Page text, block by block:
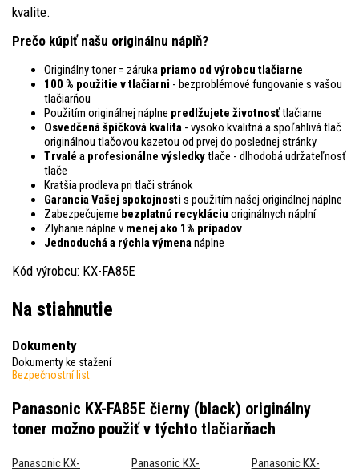
kvalite.
Prečo kúpiť našu originálnu náplň?
Originálny toner = záruka priamo od výrobcu tlačiarne
100 % použitie v tlačiarni - bezproblémové fungovanie s vašou
tlačiarňou
Použitím originálnej náplne predlžujete životnosťtlačiarne
Osvedčená špičková kvalita - vysoko kvalitná a spoľahlivá tlač
originálnou tlačovou kazetou od prvej do poslednej stránky
Trvalé a profesionálne výsledkytlače - dlhodobá udržateľnosť
tlače
Kratšia prodleva pri tlači stránok
Garancia Vašej spokojnosti s použitím našej originálnej náplne
Zabezpečujeme bezplatnú recykláciu originálnych náplní
Zlyhanie náplne v menej ako 1% prípadov
Jednoduchá a rýchla výmenanáplne
Kód výrobcu: KX-FA85E
Na stiahnutie
Dokumenty
Dokumenty ke stažení
Bezpečnostní list
Panasonic KX-FA85E čierny (black) originálny
toner možno použiť v týchto tlačiarňach
Panasonic KX-
Panasonic KX-
Panasonic KX-